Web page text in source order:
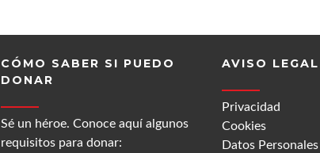
CÓMO SABER SI PUEDO
DONAR
Sé un héroe. Conoce aquí algunos
requisitos para donar:
AVISO LEGAL
Privacidad
Cookies
Datos Personales